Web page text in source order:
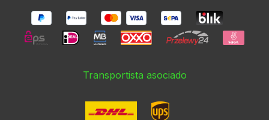
Transportista asociado